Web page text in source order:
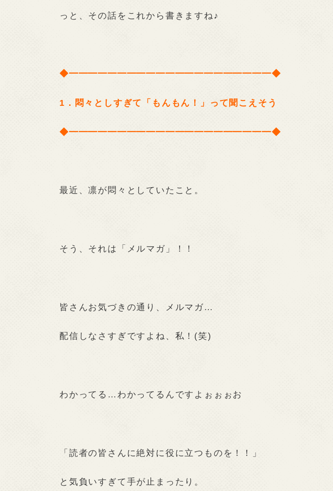
っと、その話をこれから書きますね♪
◆━━━━━━━━━━━━━━━━━━━━━◆
1．悶々としすぎて「もんもん！」って聞こえそう
◆━━━━━━━━━━━━━━━━━━━━━◆
最近、凛が悶々としていたこと。
そう、それは「メルマガ」！！
皆さんお気づきの通り、メルマガ…
配信しなさすぎですよね、私！(笑)
わかってる…わかってるんですよぉぉぉお
「読者の皆さんに絶対に役に立つものを！！」
と気負いすぎて手が止まったり。